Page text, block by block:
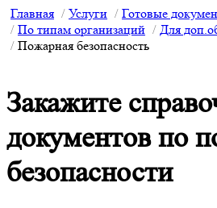
Главная
Услуги
Готовые
По типам организаций
Для
Пожарная безопасность
Закажите
документов по
безопасности